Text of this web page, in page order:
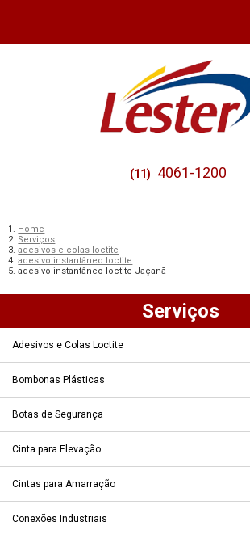
(11) 4061-1200
Home
Serviços
adesivos e colas loctite
adesivo instantâneo loctite
adesivo instantâneo loctite Jaçanã
Serviços
Adesivos e Colas Loctite
Bombonas Plásticas
Botas de Segurança
Cinta para Elevação
Cintas para Amarração
Conexões Industriais